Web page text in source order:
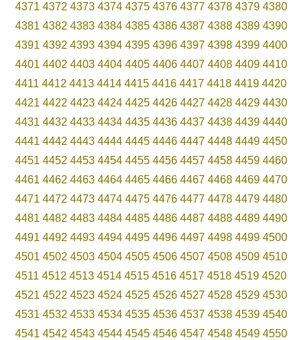
4371 4372 4373 4374 4375 4376 4377 4378 4379 4380
4381 4382 4383 4384 4385 4386 4387 4388 4389 4390
4391 4392 4393 4394 4395 4396 4397 4398 4399 4400
4401 4402 4403 4404 4405 4406 4407 4408 4409 4410
4411 4412 4413 4414 4415 4416 4417 4418 4419 4420
4421 4422 4423 4424 4425 4426 4427 4428 4429 4430
4431 4432 4433 4434 4435 4436 4437 4438 4439 4440
4441 4442 4443 4444 4445 4446 4447 4448 4449 4450
4451 4452 4453 4454 4455 4456 4457 4458 4459 4460
4461 4462 4463 4464 4465 4466 4467 4468 4469 4470
4471 4472 4473 4474 4475 4476 4477 4478 4479 4480
4481 4482 4483 4484 4485 4486 4487 4488 4489 4490
4491 4492 4493 4494 4495 4496 4497 4498 4499 4500
4501 4502 4503 4504 4505 4506 4507 4508 4509 4510
4511 4512 4513 4514 4515 4516 4517 4518 4519 4520
4521 4522 4523 4524 4525 4526 4527 4528 4529 4530
4531 4532 4533 4534 4535 4536 4537 4538 4539 4540
4541 4542 4543 4544 4545 4546 4547 4548 4549 4550